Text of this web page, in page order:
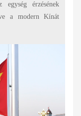
érzésének
a modern Kínát